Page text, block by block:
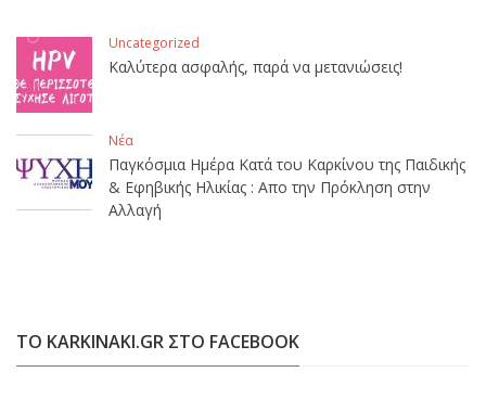
Uncategorized
Καλύτερα ασφαλής, παρά να μετανιώσεις!
Νέα
Παγκόσμια Ημέρα Κατά του Καρκίνου της Παιδικής
& Εφηβικής Ηλικίας : Απο την Πρόκληση στην
Αλλαγή
ΤΟ KARKINAKI.GR ΣΤΟ FACEBOOK